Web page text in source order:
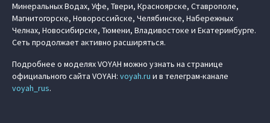
Минеральных Водах, Уфе, Твери, Красноярске, Ставрополе,
Магнитогорске, Новороссийске, Челябинске, Набережных
Челнах, Новосибирске, Тюмени, Владивостоке и Екатеринбурге.
Сеть продолжает активно расширяться.
Подробнее о моделях VOYAH можно узнать на странице
официального сайта VOYAH: voyah.ru и в телеграм-канале
voyah_rus.